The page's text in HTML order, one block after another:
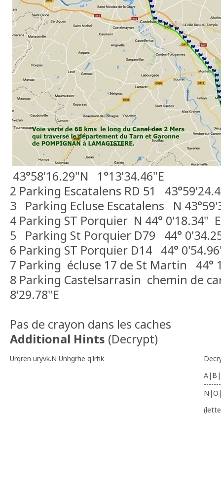
43°58'16.29"N 1°13'34.46"E
2 Parking Escatalens RD 51
3 Parking Ecluse Escatalens N
4 Parking ST Porquier N 44° 0'18.34"
5 Parking St Porquier D79 44°
6 Parking ST Porquier D14 44°
7 Parking écluse 17 de St Martin 44°
8 Parking Castelsarrasin chemin de
8'29.78"E
Pas de crayon dans les caches
Additional Hints (Decrypt)
Urqren uryvk.N Unhgrhe q'lrhk